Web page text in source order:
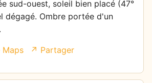
sud-ouest, soleil bien placé (47°
dégagé. Ombre portée d'un
Maps ↗ Partager